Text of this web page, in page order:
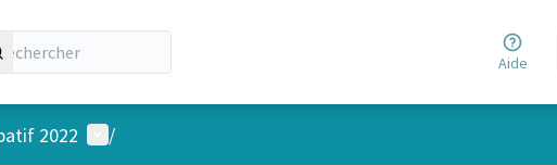
Aide
2022 Menu utilisateur
/